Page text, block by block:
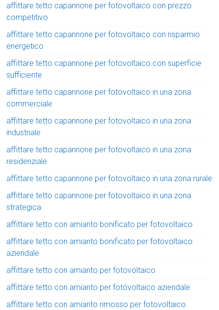
affittare tetto capannone per fotovoltaico con prezzo
competitivo
affittare tetto capannone per fotovoltaico con risparmio
energetico
affittare tetto capannone per fotovoltaico con superficie
sufficiente
affittare tetto capannone per fotovoltaico in una zona
commerciale
affittare tetto capannone per fotovoltaico in una zona
industriale
affittare tetto capannone per fotovoltaico in una zona
residenziale
affittare tetto capannone per fotovoltaico in una zona rurale
affittare tetto capannone per fotovoltaico in una zona
strategica
affittare tetto con amianto bonificato per fotovoltaico
affittare tetto con amianto bonificato per fotovoltaico
aziendale
affittare tetto con amianto per fotovoltaico
affittare tetto con amianto per fotovoltaico aziendale
affittare tetto con amianto rimosso per fotovoltaico